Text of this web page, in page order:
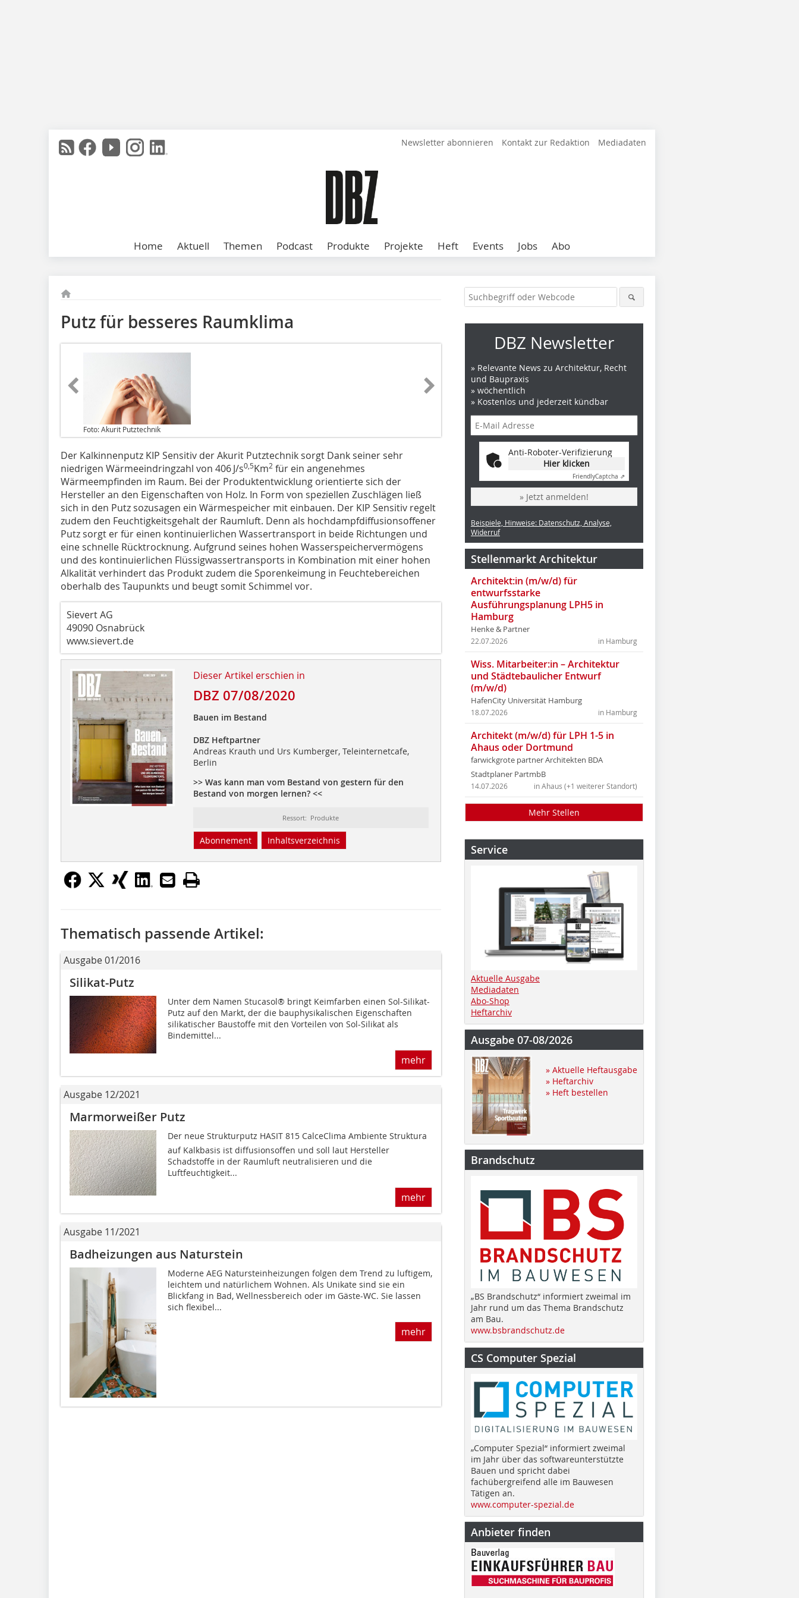
Newsletter abonnieren Kontakt zur Redaktion Mediadaten
Home Aktuell Themen Podcast Produkte Projekte Heft Events Jobs Abo
Putz für besseres Raumklima
Foto: Akurit Putztechnik
Der Kalkinnenputz KIP Sensitiv der Akurit Putztechnik sorgt Dank seiner sehr
niedrigen Wärmeeindringzahl von 406 J/s0,5Km2 für ein angenehmes
Wärmeempfinden im Raum. Bei der Produktentwicklung orientierte sich der
Hersteller an den Eigenschaften von Holz. In Form von speziellen Zuschlägen ließ
sich in den Putz sozusagen ein Wärmespeicher mit einbauen. Der KIP Sensitiv regelt
zudem den Feuchtigkeitsgehalt der Raumluft. Denn als hochdampfdiffusionsoffener
Putz sorgt er für einen kontinuierlichen Wassertransport in beide Richtungen und
eine schnelle Rücktrocknung. Aufgrund seines hohen Wasserspeichervermögens
und des kontinuierlichen Flüssigwassertransports in Kombination mit einer hohen
Alkalität verhindert das Produkt zudem die Sporenkeimung in Feuchtebereichen
oberhalb des Taupunkts und beugt somit Schimmel vor.
Sievert AG
49090 Osnabrück
www.sievert.de
Dieser Artikel erschien in
DBZ 07/08/2020
Bauen im Bestand
DBZ Heftpartner
Andreas Krauth und Urs Kumberger, Teleinternetcafe,
Berlin
>> Was kann man vom Bestand von gestern für den
Bestand von morgen lernen? <<
Ressort: Produkte
Abonnement Inhaltsverzeichnis
Thematisch passende Artikel:
Ausgabe 01/2016
Silikat-Putz
Unter dem Namen Stucasol® bringt Keimfarben einen Sol-Silikat-
Putz auf den Markt, der die bauphysikalischen Eigenschaften
silikatischer Baustoffe mit den Vorteilen von Sol-Silikat als
Bindemittel...
mehr
Ausgabe 12/2021
Marmorweißer Putz
Der neue Strukturputz HASIT 815 CalceClima Ambiente Struktura
auf Kalkbasis ist diffusionsoffen und soll laut Hersteller
Schadstoffe in der Raumluft neutralisieren und die
Luftfeuchtigkeit...
mehr
Ausgabe 11/2021
Badheizungen aus Naturstein
Moderne AEG Natursteinheizungen folgen dem Trend zu luftigem,
leichtem und natürlichem Wohnen. Als Unikate sind sie ein
Blickfang in Bad, Wellnessbereich oder im Gäste-WC. Sie lassen
sich flexibel...
mehr
DBZ Newsletter
» Relevante News zu Architektur, Recht
und Baupraxis
» wöchentlich
» Kostenlos und jederzeit kündbar
Anti-Roboter-Verifizierung
Hier klicken
FriendlyCaptcha ⇗
» Jetzt anmelden!
Beispiele, Hinweise: Datenschutz, Analyse,
Widerruf
Stellenmarkt Architektur
Architekt:in (m/w/d) für
entwurfsstarke
Ausführungsplanung LPH5 in
Hamburg
Henke & Partner
in Hamburg
22.07.2026
Wiss. Mitarbeiter:in – Architektur
und Städtebaulicher Entwurf
(m/w/d)
HafenCity Universität Hamburg
in Hamburg
18.07.2026
Architekt (m/w/d) für LPH 1-5 in
Ahaus oder Dortmund
farwickgrote partner Architekten BDA
Stadtplaner PartmbB
in Ahaus (+1 weiterer Standort)
14.07.2026
Mehr Stellen
Service
Aktuelle Ausgabe
Mediadaten
Abo-Shop
Heftarchiv
Ausgabe 07-08/2026
» Aktuelle Heftausgabe
» Heftarchiv
» Heft bestellen
Brandschutz
„BS Brandschutz“ informiert zweimal im
Jahr rund um das Thema Brandschutz
am Bau.
www.bsbrandschutz.de
CS Computer Spezial
„Computer Spezial“ informiert zweimal
im Jahr über das softwareunterstützte
Bauen und spricht dabei
fachübergreifend alle im Bauwesen
Tätigen an.
www.computer-spezial.de
Anbieter finden